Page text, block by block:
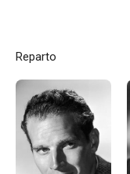
Reparto